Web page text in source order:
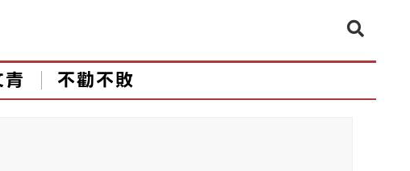
不勸不敗